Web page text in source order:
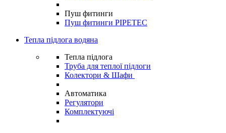
Пуш фитинги
Пуш фитинги PIPETEC
Тепла підлога водяна
Тепла підлога
Труба для теплої підлоги
Колектори & Шафи
Автоматика
Регулятори
Комплектуючі